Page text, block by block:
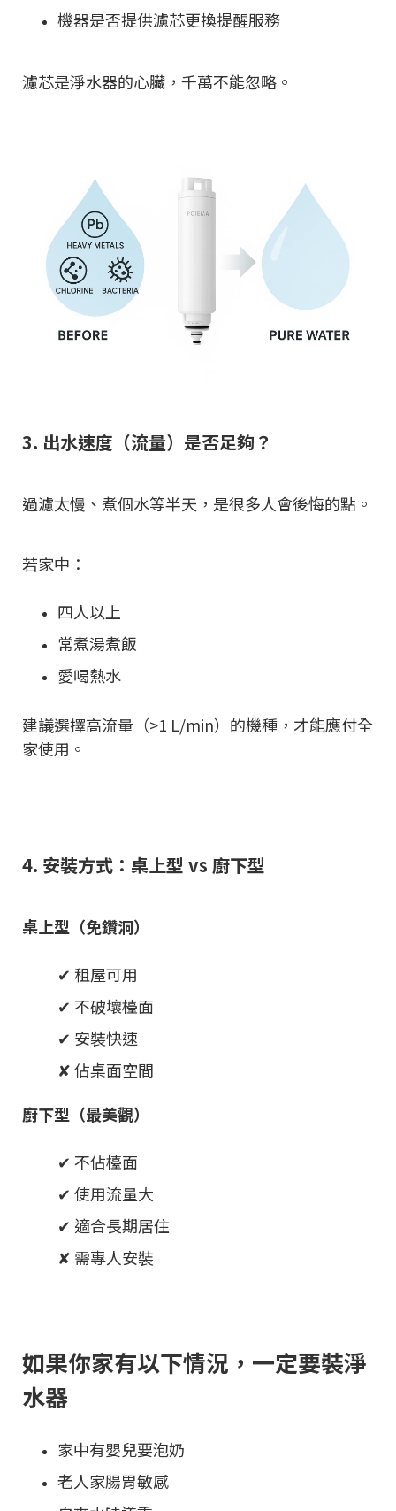
機器是否提供濾芯更換提醒服務
濾芯是淨水器的心臟，千萬不能忽略。
3. 出水速度（流量）是否足夠？
過濾太慢、煮個水等半天，是很多人會後悔的點。
若家中：
四人以上
常煮湯煮飯
愛喝熱水
建議選擇高流量（>1 L/min）的機種，才能應付全
家使用。
4. 安裝方式：桌上型 vs 廚下型
桌上型（免鑽洞）
✔ 租屋可用
✔ 不破壞檯面
✔ 安裝快速
✘ 佔桌面空間
廚下型（最美觀）
✔ 不佔檯面
✔ 使用流量大
✔ 適合長期居住
✘ 需專人安裝
如果你家有以下情況，一定要裝淨
水器
家中有嬰兒要泡奶
老人家腸胃敏感